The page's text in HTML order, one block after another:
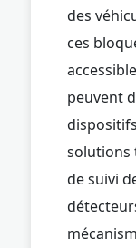
des
ces
peuvent
solutions
de suivi